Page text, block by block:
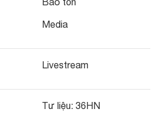
Media
Livestream
Tư liệu: 36HN